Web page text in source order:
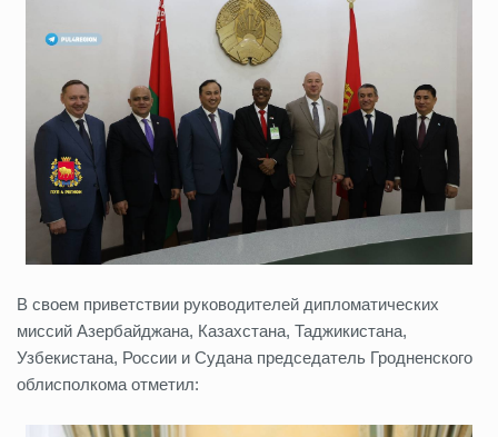
В своем приветствии руководителей дипломатических
миссий Азербайджана, Казахстана, Таджикистана,
Узбекистана, России и Судана председатель Гродненского
облисполкома отметил: